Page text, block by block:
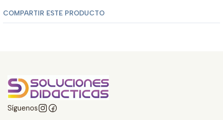
COMPARTIR ESTE PRODUCTO
Síguenos